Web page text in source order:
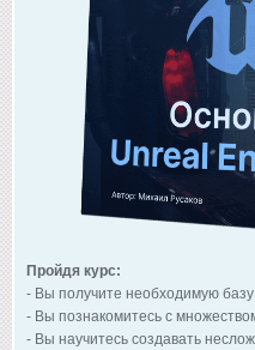
Пройдя курс:
- Вы получите необходимую
- Вы познакомитесь с
- Вы научитесь создавать